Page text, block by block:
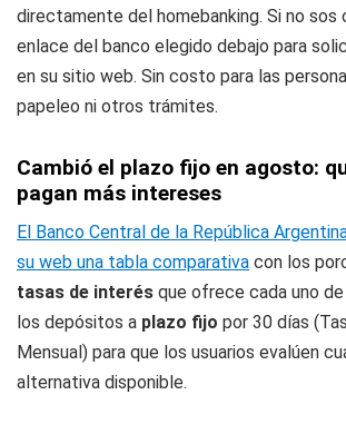
directamente del homebanking. Si no sos
enlace del banco elegido debajo para
en su sitio web. Sin costo para las
papeleo ni otros trámites.
Cambió el plazo fijo en agosto:
pagan más intereses
El Banco Central de la República
su web una tabla comparativa con los
tasas de interés que ofrece cada uno
los depósitos a plazo fijo por 30 días
Mensual) para que los usuarios evalúen
alternativa disponible.